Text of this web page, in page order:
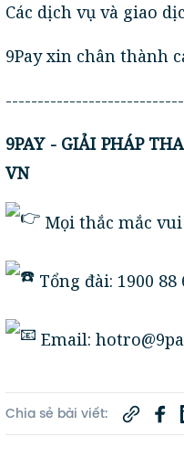
Các dịch vụ và giao
9Pay xin chân thành
9PAY - GIẢI PHÁP
VN
Mọi thắc mắc
Tổng đài: 1900 88
Email:
Chia sẻ bài viết: